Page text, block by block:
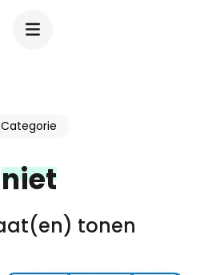
Categorie
niet
tonen